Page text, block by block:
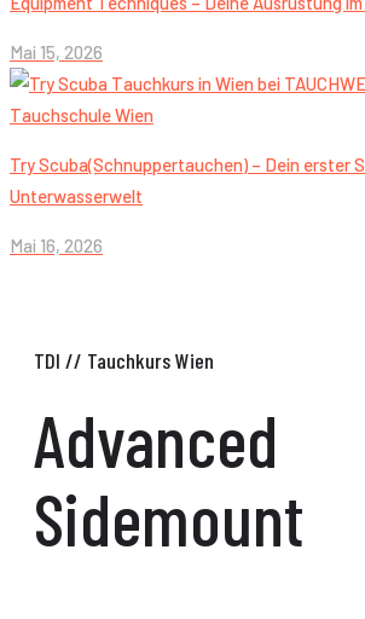
Mai 15, 2026
Try Scuba(Schnuppertauchen) – Dein erster
Unterwasserwelt
Mai 16, 2026
Advanced
Sidemount